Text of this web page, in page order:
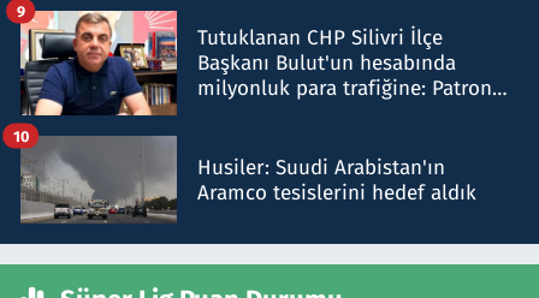
Tutuklanan CHP Silivri İlçe
Başkanı Bulut'un hesabında
milyonluk para trafiğine: Patron
9
Husiler: Suudi Arabistan'ın
Aramco tesislerini hedef aldık
10